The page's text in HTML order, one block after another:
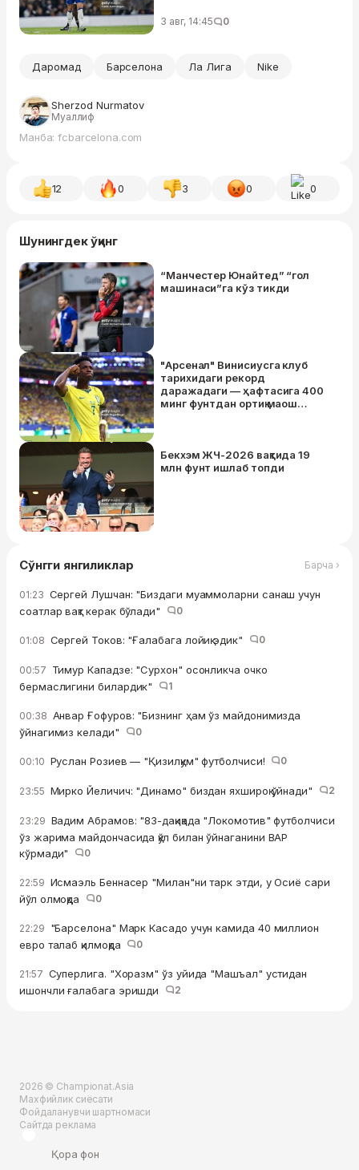
3 авг, 14:45 0
Даромад Барселона Ла Лига Nike
Sherzod Nurmatov
Муаллиф
Манба: fcbarcelona.com
12 0 3 0 0
Шунингдек ўқинг
“Манчестер Юнайтед” “гол
машинаси”га кўз тикди
"Арсенал" Винисиусга клуб
тарихидаги рекорд
даражадаги — ҳафтасига 400
минг фунтдан ортиқ маош
Бекхэм ЖЧ-2026 вақтида 19
млн фунт ишлаб топди
Сўнгги янгиликлар Барча ›
01:23 Сергей Лушчан: "Биздаги муаммоларни санаш учун
соатлар вақт керак бўлади"
0
01:08 Сергей Токов: "Ғалабага лойиқ эдик" 0
00:57 Тимур Кападзе: "Сурхон" осонликча очко
бермаслигини билардик"
1
00:38 Анвар Ғофуров: "Бизнинг ҳам ўз майдонимизда
ўйнагимиз келади"
0
00:10 Руслан Розиев — "Қизилқум" футболчиси! 0
23:55 Мирко Йеличич: "Динамо" биздан яхшироқ ўйнади" 2
23:29 Вадим Абрамов: "83-дақиқада "Локомотив" футболчиси
ўз жарима майдончасида қўл билан ўйнаганини ВАР
кўрмади"
0
22:59 Исмаэль Беннасер "Милан"ни тарк этди, у Осиё сари
йўл олмоқда
0
22:29 "Барселона" Марк Касадо учун камида 40 миллион
евро талаб қилмоқда
0
21:57 Суперлига. "Хоразм" ўз уйида "Машъал" устидан
ишончли ғалабага эришди
2
2026 © Championat.Asia
Махфийлик сиёсати
Фойдаланувчи шартномаси
Сайтда реклама
Қора фон